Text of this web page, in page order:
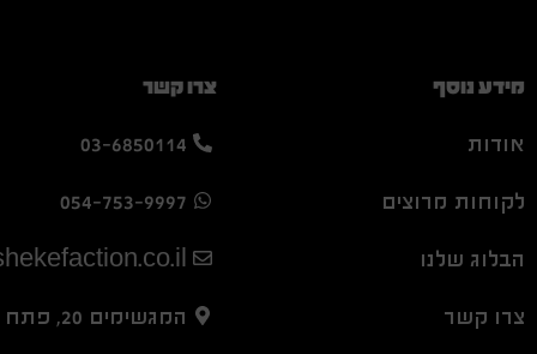
מידע נוסף
אודות
לקוחות מרוצים
הבלוג שלנו
צרו קשר
צרו קשר
03-6850114
054-753-9997
המגשימים 20, פתח תקווה